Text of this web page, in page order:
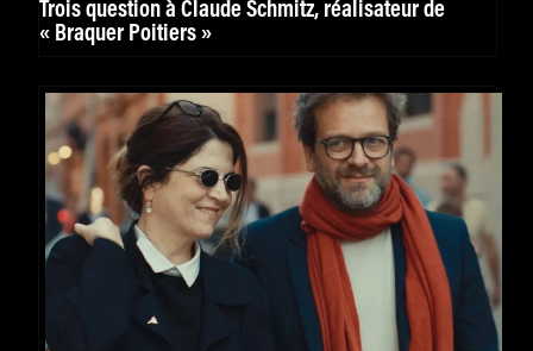
Trois question à Claude Schmitz, réalisateur de
« Braquer Poitiers »